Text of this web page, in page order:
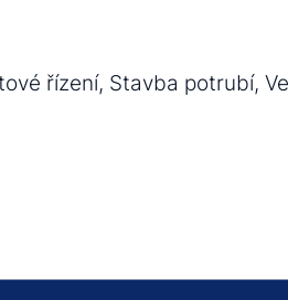
řízení, Stavba potrubí,